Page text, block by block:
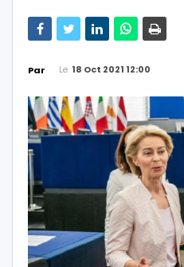
Par Le 18 Oct 2021 12:00